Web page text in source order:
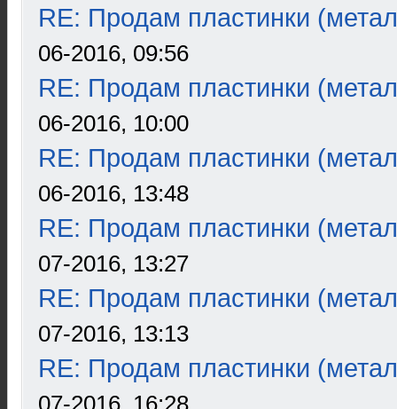
RE: Продам пластинки
06-2016, 09:56
RE: Продам пластинки
06-2016, 10:00
RE: Продам пластинки
06-2016, 13:48
RE: Продам пластинки
07-2016, 13:27
RE: Продам пластинки
07-2016, 13:13
RE: Продам пластинки
07-2016, 16:28